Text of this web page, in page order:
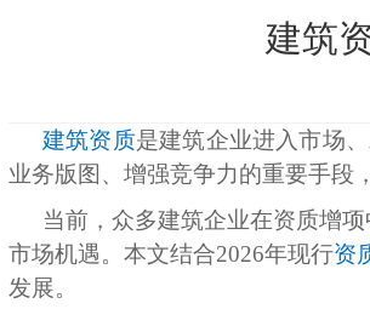
建筑
建筑资质是建筑企业进入市场
业务版图、增强竞争力的重要手段
当前，众多建筑企业在资质增
市场机遇。本文结合2026年现行资
发展。